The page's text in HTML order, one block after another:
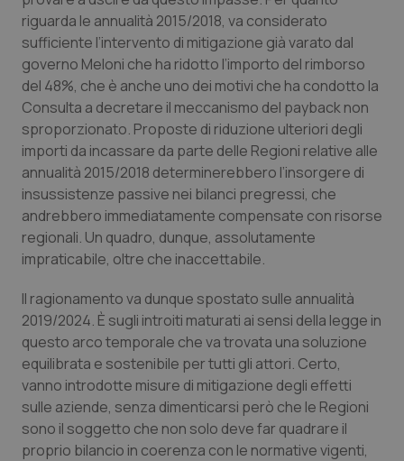
Provincia Autonoma di Trento
Puglia
Sardegna
Sicilia
Toscana
Umbria
Valle D’Aosta
Veneto
Ipertensione & Scompenso
Malattie rare
Malattia di Crohn & Rettocolite Ulcerosa
Neuroscienze & patologie neurodegenerative
Obesità
Oftalmologia
Oncodermatologia
Oncoematologia
Oncologia & Nutrizione
Psoriasi & pelle
riguarda le annualità 2015/2018, va considerato
sufficiente l’intervento di mitigazione già varato dal
governo Meloni che ha ridotto l’importo del rimborso
del 48%, che è anche uno dei motivi che ha condotto la
Consulta a decretare il meccanismo del payback non
sproporzionato. Proposte di riduzione ulteriori degli
importi da incassare da parte delle Regioni relative alle
annualità 2015/2018 determinerebbero l’insorgere di
insussistenze passive nei bilanci pregressi, che
andrebbero immediatamente compensate con risorse
regionali. Un quadro, dunque, assolutamente
impraticabile, oltre che inaccettabile.
Il ragionamento va dunque spostato sulle annualità
2019/2024. È sugli introiti maturati ai sensi della legge in
questo arco temporale che va trovata una soluzione
equilibrata e sostenibile per tutti gli attori. Certo,
vanno introdotte misure di mitigazione degli effetti
sulle aziende, senza dimenticarsi però che le Regioni
sono il soggetto che non solo deve far quadrare il
proprio bilancio in coerenza con le normative vigenti,